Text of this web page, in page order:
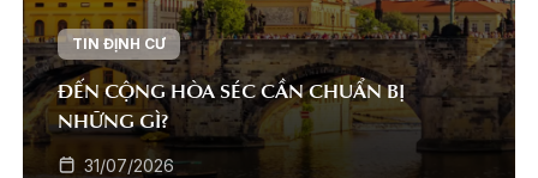
TIN ĐỊNH CƯ
ĐẾN CỘNG HÒA SÉC CẦN CHUẨN BỊ
NHỮNG GÌ?
31/07/2026